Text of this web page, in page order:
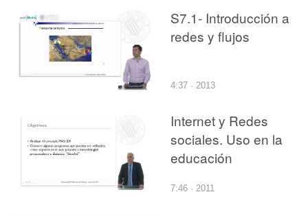
S7.1- Introducción a
redes y flujos
4:37 · 2013
Internet y Redes
sociales. Uso en la
educación
7:46 · 2011